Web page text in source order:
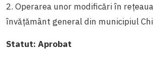
2. Operarea unor modificări în
învățământ general din municipiul
Statut: Aprobat